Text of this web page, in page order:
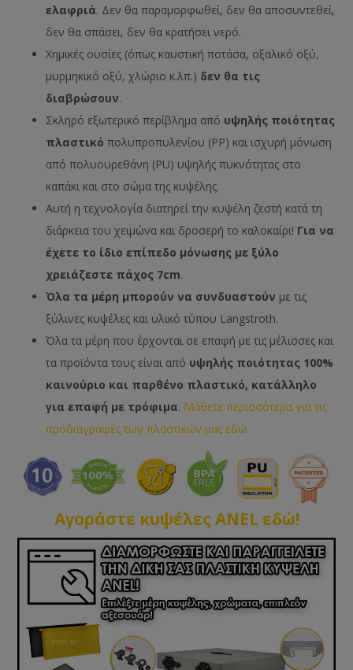
ελαφριά. Δεν θα παραμορφωθεί, δεν θα αποσυντεθεί,
δεν θα σπάσει, δεν θα κρατήσει νερό.
Χημικές ουσίες (όπως καυστική ποτάσα, οξαλικό οξύ,
μυρμηκικό οξύ, χλώριο κ.λπ.) δεν θα τις
διαβρώσουν.
Σκληρό εξωτερικό περίβλημα από υψηλής ποιότητας
πλαστικό πολυπροπυλενίου (PP) και ισχυρή μόνωση
από πολυουρεθάνη (PU) υψηλής πυκνότητας στο
καπάκι και στο σώμα της κυψέλης.
Αυτή η τεχνολογία διατηρεί την κυψέλη ζεστή κατά τη
διάρκεια του χειμώνα και δροσερή το καλοκαίρι! Για να
έχετε το ίδιο επίπεδο μόνωσης με ξύλο
χρειάζεστε πάχος 7cm.
Όλα τα μέρη μπορούν να συνδυαστούν με τις
ξύλινες κυψέλες και υλικό τύπου Langstroth.
Όλα τα μέρη που έρχονται σε επαφή με τις μέλισσες και
τα προϊόντα τους είναι από υψηλής ποιότητας 100%
καινούριο και παρθένο πλαστικό, κατάλληλο
για επαφή με τρόφιμα. Μάθετε περισσότερα για τις
προδιαγραφές των πλαστικών μας εδώ.
Αγοράστε κυψέλες ANEL εδώ!